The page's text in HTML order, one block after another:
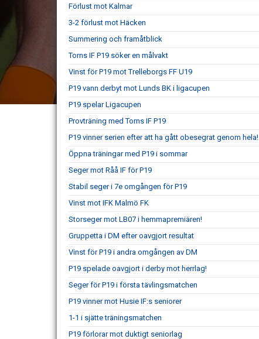
Förlust mot Kalmar
3-2 förlust mot Häcken
Summering och framåtblick
Torns IF P19 söker en målvakt
Vinst för P19 mot Trelleborgs FF U19
P19 vann derbyt mot Lunds BK i ligacupen
P19 spelar Ligacupen
Provträning med Torns IF P19
P19 vinner serien efter att ha gått obesegrat genom hela!
Öppna träningar med P19 i sommar
Seger mot Råå IF för P19
Stabil seger i 7e omgången för P19
Vinst mot IFK Malmö FK
Storseger mot LB07 i hemmapremiären!
Gruppetta i DM efter oavgjort resultat
Vinst för P19 i andra omgången av DM
P19 spelade oavgjort i derby mot herrlag!
Seger för P19 i första tävlingsmatchen
P19 vinner mot Husie IF:s seniorer
1-1 i sjätte träningsmatchen
P19 förlorar mot duktigt seniorlag